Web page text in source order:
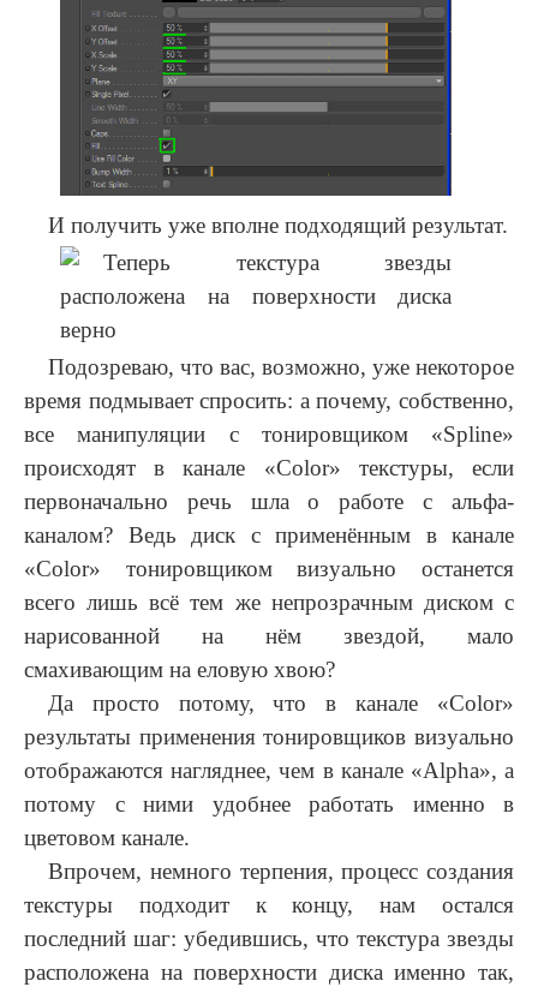
И получить уже вполне подходящий результат.
Подозреваю, что вас, возможно, уже некоторое
время подмывает спросить: а почему, собственно,
все манипуляции с тонировщиком «Spline»
происходят в канале «Color» текстуры, если
первоначально речь шла о работе с альфа-
каналом? Ведь диск с применённым в канале
«Color» тонировщиком визуально останется
всего лишь всё тем же непрозрачным диском с
нарисованной на нём звездой, мало
смахивающим на еловую хвою?
Да просто потому, что в канале «Color»
результаты применения тонировщиков визуально
отображаются нагляднее, чем в канале «Alpha», а
потому с ними удобнее работать именно в
цветовом канале.
Впрочем, немного терпения, процесс создания
текстуры подходит к концу, нам остался
последний шаг: убедившись, что текстура звезды
расположена на поверхности диска именно так,